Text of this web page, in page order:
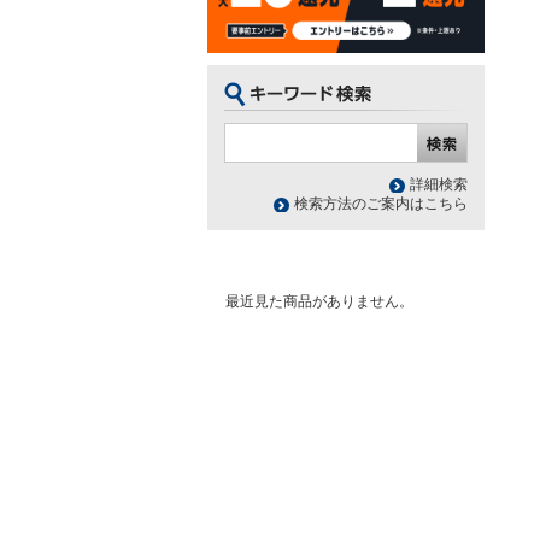
詳細検索
検索方法のご案内はこちら
最近見た商品がありません。